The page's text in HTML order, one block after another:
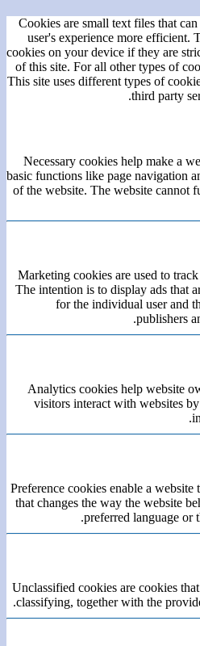
Cookies are small text files that
user's experience more efficient.
cookies on your device if they are
of this site. For all other types of
This site uses different types of
third party
Necessary cookies help make a
basic functions like page navigation
of the website. The website cannot
Marketing cookies are used to
The intention is to display ads that
for the individual user and
publishers
Analytics cookies help website
visitors interact with websites
Preference cookies enable a
that changes the way the website
preferred language or
Unclassified cookies are cookies
classifying, together with the